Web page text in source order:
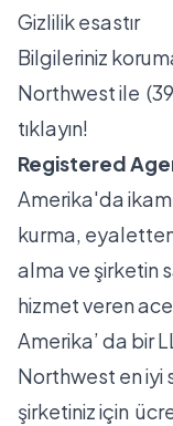
Gizlilik esastır
Bilgileriniz
Northwestile
tıklayın!
Registered
Amerika'da
kurma,
alma ve şirketin
hizmet veren
Amerika’ da bir
Northwest en iyi
şirketiniz için